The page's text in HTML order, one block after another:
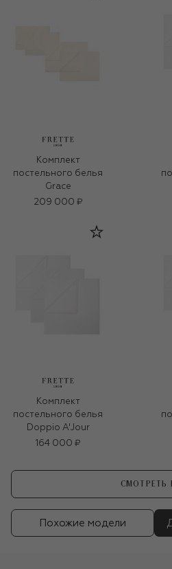
Комплект
постельного белья
Grace
209 000 ₽
Комплект
постельного белья
Doppio A'Jour
164 000 ₽
СМОТРЕТЬ
Похожие модели